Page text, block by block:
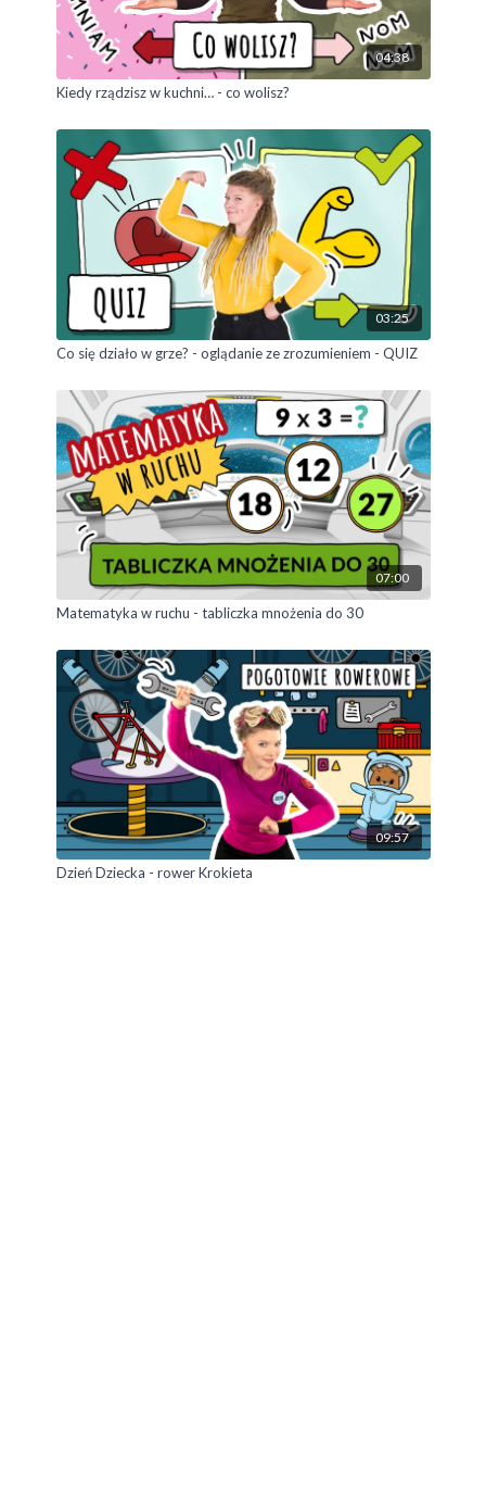
04:38
Kiedy rządzisz w kuchni… - co wolisz?
03:25
Co się działo w grze? - oglądanie ze zrozumieniem - QUIZ
07:00
Matematyka w ruchu - tabliczka mnożenia do 30
09:57
Dzień Dziecka - rower Krokieta